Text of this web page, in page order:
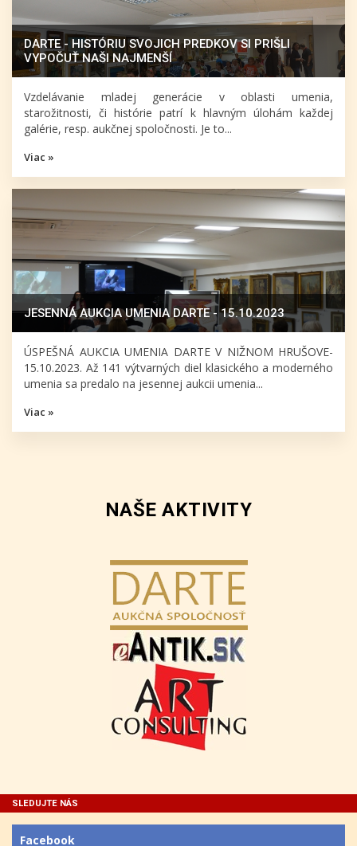
DARTE - HISTÓRIU SVOJICH PREDKOV SI PRIŠLI
VYPOČUŤ NAŠI NAJMENŠÍ
Vzdelávanie mladej generácie v oblasti umenia,
starožitnosti, či histórie patrí k hlavným úlohám každej
galérie, resp. aukčnej spoločnosti. Je to...
Viac »
JESENNÁ AUKCIA UMENIA DARTE - 15.10.2023
ÚSPEŠNÁ AUKCIA UMENIA DARTE V NIŽNOM HRUŠOVE-
15.10.2023. Až 141 výtvarných diel klasického a moderného
umenia sa predalo na jesennej aukcii umenia...
Viac »
NAŠE AKTIVITY
SLEDUJTE NÁS
Facebook